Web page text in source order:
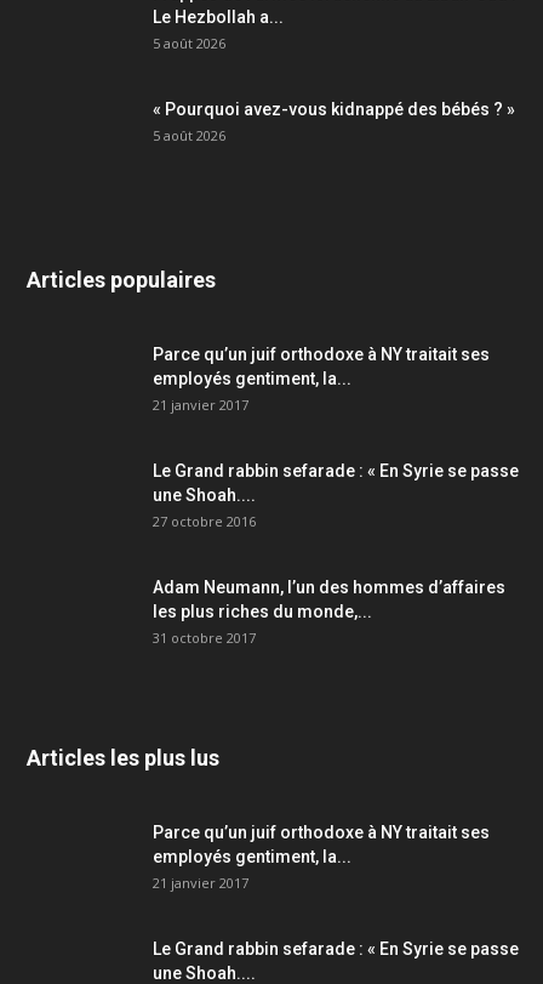
Le Hezbollah a...
5 août 2026
« Pourquoi avez-vous kidnappé des bébés ? »
5 août 2026
Articles populaires
Parce qu’un juif orthodoxe à NY traitait ses
employés gentiment, la...
21 janvier 2017
Le Grand rabbin sefarade : « En Syrie se passe
une Shoah....
27 octobre 2016
Adam Neumann, l’un des hommes d’affaires
les plus riches du monde,...
31 octobre 2017
Articles les plus lus
Parce qu’un juif orthodoxe à NY traitait ses
employés gentiment, la...
21 janvier 2017
Le Grand rabbin sefarade : « En Syrie se passe
une Shoah....